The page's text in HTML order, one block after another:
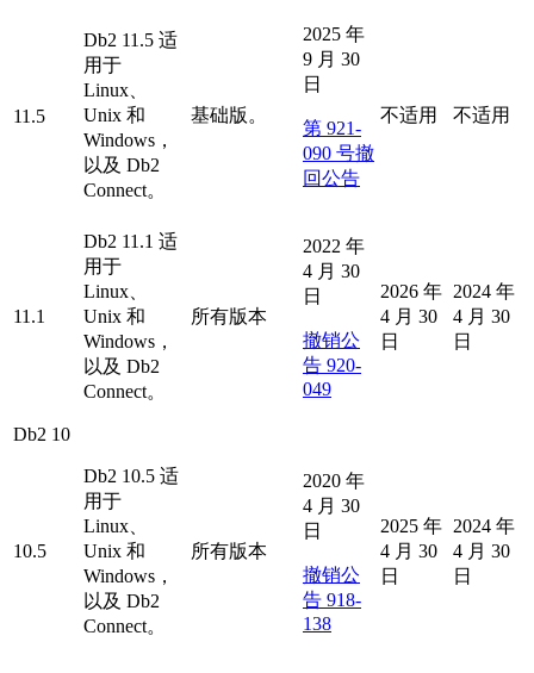
11.5
Db2 11.5 适
用于
Linux、
Unix 和
Windows，
以及 Db2
Connect。
基础版。
2025 年
9 月 30
日
第 921-
090 号撤
回公告
不适用 不适用
11.1
Db2 11.1 适
用于
Linux、
Unix 和
Windows，
以及 Db2
Connect。
所有版本
2022 年
4 月 30
日
撤销公
告 920-
049
2026 年
4 月 30
日
2024 年
4 月 30
日
Db2 10
10.5
Db2 10.5 适
用于
Linux、
Unix 和
Windows，
以及 Db2
Connect。
所有版本
2020 年
4 月 30
日
撤销公
告 918-
138
2025 年
4 月 30
日
2024 年
4 月 30
日